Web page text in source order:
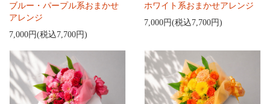
ブルー・パープル系おまかせ
アレンジ
7,000円(税込7,700円)
ホワイト系おまかせアレンジ
7,000円(税込7,700円)